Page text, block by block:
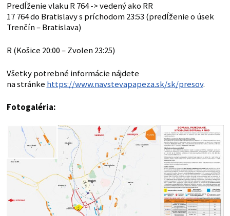
Predĺženie vlaku R 764 -> vedený ako RR
17 764 do Bratislavy s príchodom 23:53 (predĺženie o úsek
Trenčín – Bratislava)
R (Košice 20:00 – Zvolen 23:25)
Všetky potrebné informácie nájdete
na stránke https://www.navstevapapeza.sk/sk/presov.
Fotogaléria: